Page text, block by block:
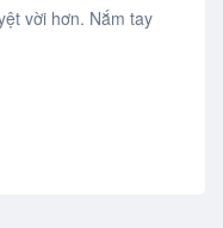
vời hơn. Nắm tay